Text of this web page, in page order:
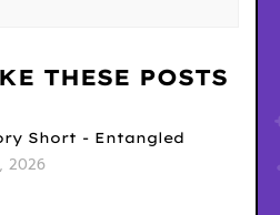
THESE POSTS
Short - Entangled
2026